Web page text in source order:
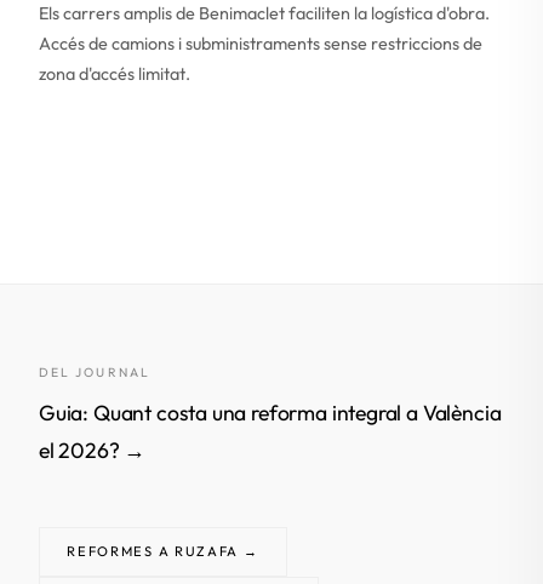
Els carrers amplis de Benimaclet faciliten la logística d'obra.
Accés de camions i subministraments sense restriccions de
zona d'accés limitat.
DEL JOURNAL
Guia: Quant costa una reforma integral a València
el 2026? →
REFORMES A RUZAFA →